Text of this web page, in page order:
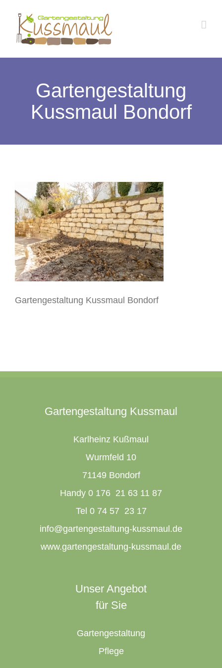
Inhalt
springen
Gartengestaltung
Kussmaul Bondorf
Gartengestaltung Kussmaul Bondorf
Gartengestaltung Kussmaul
Karlheinz Kußmaul
Wurmfeld 10
71149 Bondorf
Handy 0 176 21 63 11 87
Tel 0 74 57 23 17
info@gartengestaltung-kussmaul.de
www.gartengestaltung-kussmaul.de
Unser Angebot
für Sie
Gartengestaltung
Pflege